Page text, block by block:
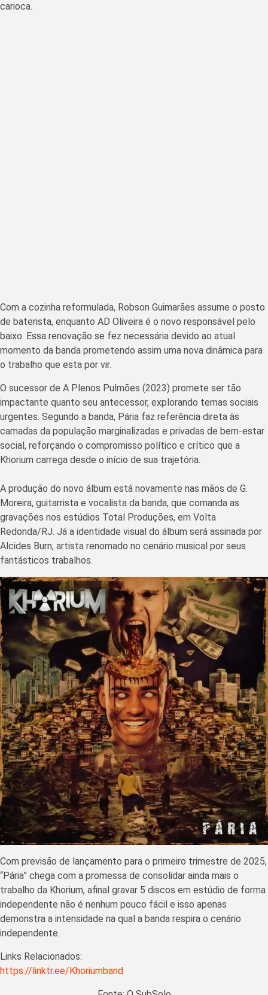
carioca.
Com a cozinha reformulada, Robson Guimarães assume o posto
de baterista, enquanto AD Oliveira é o novo responsável pelo
baixo. Essa renovação se fez necessária devido ao atual
momento da banda prometendo assim uma nova dinâmica para
o trabalho que esta por vir.
O sucessor de A Plenos Pulmões (2023) promete ser tão
impactante quanto seu antecessor, explorando temas sociais
urgentes. Segundo a banda, Pária faz referência direta às
camadas da população marginalizadas e privadas de bem-estar
social, reforçando o compromisso político e crítico que a
Khorium carrega desde o início de sua trajetória.
A produção do novo álbum está novamente nas mãos de G.
Moreira, guitarrista e vocalista da banda, que comanda as
gravações nos estúdios Total Produções, em Volta
Redonda/RJ. Já a identidade visual do álbum será assinada por
Alcides Burn, artista renomado no cenário musical por seus
fantásticos trabalhos.
Com previsão de lançamento para o primeiro trimestre de 2025,
“Pária” chega com a promessa de consolidar ainda mais o
trabalho da Khorium, afinal gravar 5 discos em estúdio de forma
independente não é nenhum pouco fácil e isso apenas
demonstra a intensidade na qual a banda respira o cenário
independente.
Links Relacionados:
https://linktr.ee/Khoriumband